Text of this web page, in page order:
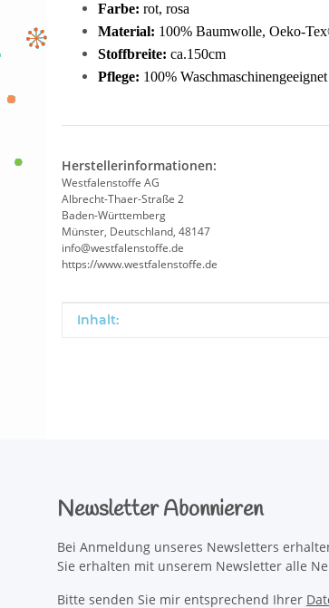
Farbe: rot, rosa
Material: 100% Baumwolle, Oeko-
Stoffbreite: ca.150cm
Pflege: 100%
Herstellerinformationen:
Westfalenstoffe AG
Albrecht-Thaer-Straße 2
Baden-Württemberg
Münster, Deutschland, 48147
info@westfalenstoffe.de
https://www.westfalenstoffe.de
Produkteigenschaft
Wert
Inhalt:
Newsletter Abonnieren
Bei Anmeldung unseres Newsletters
Sie erhalten mit unserem Newsletter alle
Bitte senden Sie mir entsprechend Ihrer